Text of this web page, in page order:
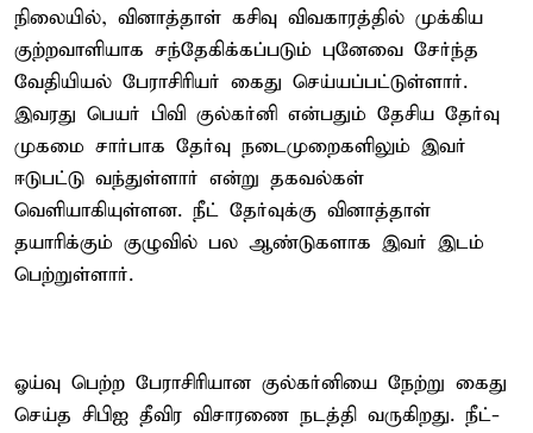
நிலையில், வினாத்தாள் கசிவு விவகாரத்தில் முக்கிய
குற்றவாளியாக சந்தேகிக்கப்படும் புனேவை சேர்ந்த
வேதியியல் பேராசிரியர் கைது செய்யப்பட்டுள்ளார்.
இவரது பெயர் பிவி குல்கர்னி என்பதும் தேசிய தேர்வு
முகமை சார்பாக தேர்வு நடைமுறைகளிலும் இவர்
ஈடுபட்டு வந்துள்ளார் என்று தகவல்கள்
வெளியாகியுள்ளன. நீட் தேர்வுக்கு வினாத்தாள்
தயாரிக்கும் குழுவில் பல ஆண்டுகளாக இவர் இடம்
பெற்றுள்ளார்.
ஓய்வு பெற்ற பேராசிரியான குல்கர்னியை நேற்று கைது
செய்த சிபிஐ தீவிர விசாரணை நடத்தி வருகிறது. நீட்-